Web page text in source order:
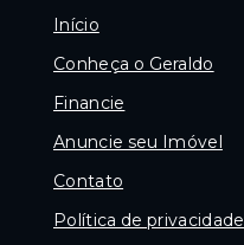
Início
Conheça o Geraldo
Financie
Anuncie seu Imóvel
Contato
Política de privacidade